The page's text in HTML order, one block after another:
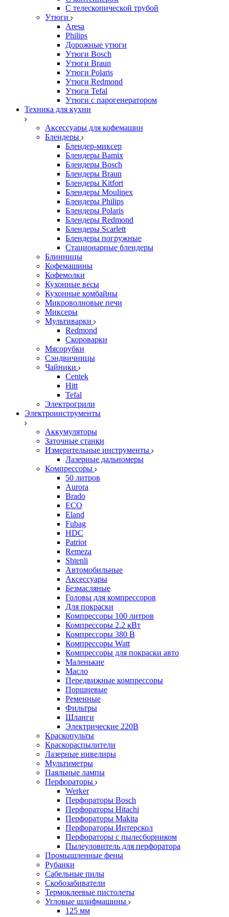
С телескопической трубой
Утюги
Aresa
Philips
Дорожные утюги
Утюги Bosch
Утюги Braun
Утюги Polaris
Утюги Redmond
Утюги Tefal
Утюги с парогенератором
Техника для кухни
Аксессуары для кофемашин
Блендеры
Блендер-миксер
Блендеры Bamix
Блендеры Bosch
Блендеры Braun
Блендеры Kitfort
Блендеры Moulinex
Блендеры Philips
Блендеры Polaris
Блендеры Redmond
Блендеры Scarlett
Блендеры погружные
Стационарные блендеры
Блинницы
Кофемашины
Кофемолки
Кухонные весы
Кухонные комбайны
Микроволновые печи
Миксеры
Мультиварки
Redmond
Скороварки
Мясорубки
Сэндвичницы
Чайники
Centek
Hitt
Tefal
Электрогрили
Электроинструменты
Аккумуляторы
Заточные станки
Измерительные инструменты
Лазерные дальномеры
Компрессоры
50 литров
Aurora
Brado
ECO
Eland
Fubag
HDC
Patriot
Remeza
Shtenli
Автомобильные
Аксессуары
Безмасляные
Головы для компрессоров
Для покраски
Компрессоры 100 литров
Компрессоры 2.2 кВт
Компрессоры 380 В
Компрессоры Watt
Компрессоры для покраски авто
Маленькие
Масло
Передвижные компрессоры
Поршневые
Ременные
Фильтры
Шланги
Электрические 220В
Краскопульты
Краскораспылители
Лазерные нивелиры
Мультиметры
Паяльные лампы
Перфораторы
Werker
Перфораторы Bosch
Перфораторы Hitachi
Перфораторы Makita
Перфораторы Интерскол
Перфораторы с пылесборником
Пылеуловитель для перфоратора
Промышленные фены
Рубанки
Сабельные пилы
Скобозабиватели
Термоклеевые пистолеты
Угловые шлифмашины
125 мм